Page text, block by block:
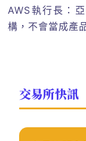
AWS執行長：
構，不會當成產
交易所快訊